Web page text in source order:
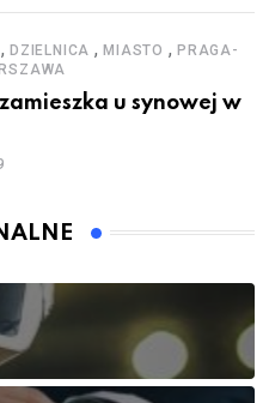
, DZIELNICA ,MIASTO ,PRAGA-
u synowej w